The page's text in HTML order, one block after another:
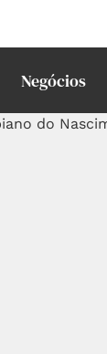
Negócios